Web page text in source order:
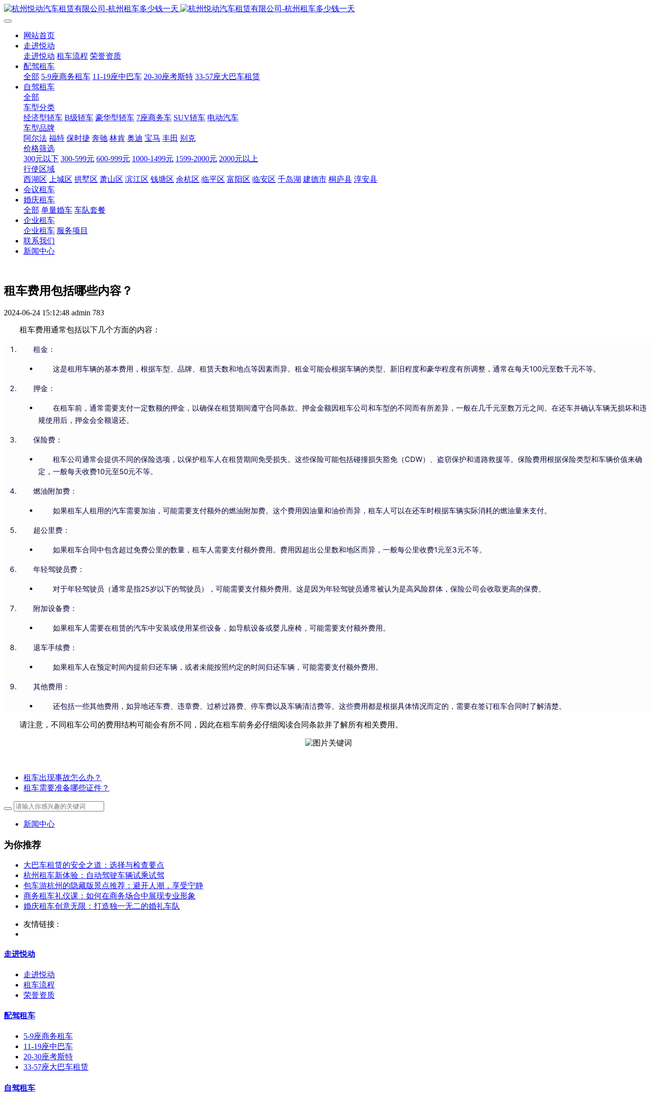
网站首页
走进悦动
走进悦动 租车流程 荣誉资质
配驾租车
全部 5-9座商务租车 11-19座中巴车 20-30座考斯特 33-57座大巴车租赁
自驾租车
全部
车型分类
经济型轿车 B级轿车 豪华型轿车 7座商务车 SUV轿车 电动汽车
车型品牌
阿尔法 福特 保时捷 奔驰 林肯 奥迪 宝马 丰田 别克
价格筛选
300元以下 300-599元 600-999元 1000-1499元 1599-2000元 2000元以上
行使区域
西湖区
上城区 拱墅区 萧山区 滨江区 钱塘区 余杭区 临平区 富阳区 临安区 千岛湖 建德市 桐庐县 淳安县
会议租车
婚庆租车
全部 单量婚车 车队套餐
企业租车
企业租车 服务项目
联系我们
新闻中心
租车费用包括哪些内容？
2024-06-24 15:12:48 admin 783
租车费用通常包括以下几个方面的内容：
租金：
这是租用车辆的基本费用，根据车型、品牌、租赁天数和地点等因素而异。租金可能会根据车辆的类型、新旧程度和豪华程度有所调整，通常在每天100元至数千元不等。
押金：
在租车前，通常需要支付一定数额的押金，以确保在租赁期间遵守合同条款。押金金额因租车公司和车型的不同而有所差异，一般在几千元至数万元之间。在还车并确认车辆无损坏和违
规使用后，押金会全额退还。
保险费：
租车公司通常会提供不同的保险选项，以保护租车人在租赁期间免受损失。这些保险可能包括碰撞损失豁免（CDW）、盗窃保护和道路救援等。保险费用根据保险类型和车辆价值来确
定，一般每天收费10元至50元不等。
燃油附加费：
如果租车人租用的汽车需要加油，可能需要支付额外的燃油附加费。这个费用因油量和油价而异，租车人可以在还车时根据车辆实际消耗的燃油量来支付。
超公里费：
如果租车合同中包含超过免费公里的数量，租车人需要支付额外费用。费用因超出公里数和地区而异，一般每公里收费1元至3元不等。
年轻驾驶员费：
对于年轻驾驶员（通常是指25岁以下的驾驶员），可能需要支付额外费用。这是因为年轻驾驶员通常被认为是高风险群体，保险公司会收取更高的保费。
附加设备费：
如果租车人需要在租赁的汽车中安装或使用某些设备，如导航设备或婴儿座椅，可能需要支付额外费用。
退车手续费：
如果租车人在预定时间内提前归还车辆，或者未能按照约定的时间归还车辆，可能需要支付额外费用。
其他费用：
还包括一些其他费用，如异地还车费、违章费、过桥过路费、停车费以及车辆清洁费等。这些费用都是根据具体情况而定的，需要在签订租车合同时了解清楚。
请注意，不同租车公司的费用结构可能会有所不同，因此在租车前务必仔细阅读合同条款并了解所有相关费用。
租车出现事故怎么办？
租车需要准备哪些证件？
新闻中心
为你推荐
大巴车租赁的安全之道：选择与检查要点
杭州租车新体验：自动驾驶车辆试乘试驾
包车游杭州的隐藏版景点推荐：避开人潮，享受宁静
商务租车礼仪课：如何在商务场合中展现专业形象
婚庆租车创意无限：打造独一无二的婚礼车队
友情链接 :
走进悦动
走进悦动
租车流程
荣誉资质
配驾租车
5-9座商务租车
11-19座中巴车
20-30座考斯特
33-57座大巴车租赁
自驾租车